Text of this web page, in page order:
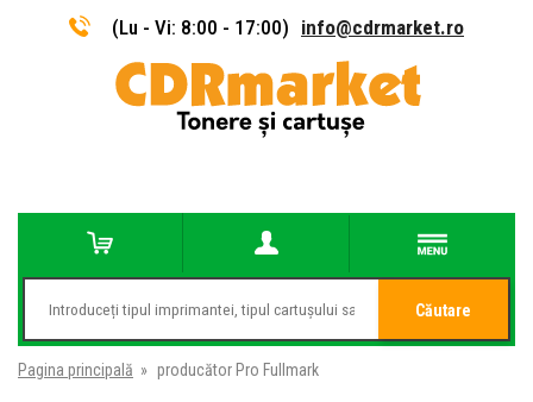
(Lu - Vi: 8:00 - 17:00) info@cdrmarket.ro
Căutare
Pagina principală » producător Pro Fullmark